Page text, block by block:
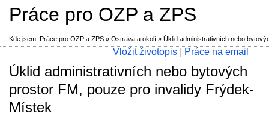
Úklid administrativních nebo bytových
prostor FM, pouze pro invalidy Frýdek-
Místek
Práce pro OZP a ZPS
Vložit životopis Práce na email
Kde jsem: Práce pro OZP a ZPS » Ostrava a okolí » Úklid administrativních nebo